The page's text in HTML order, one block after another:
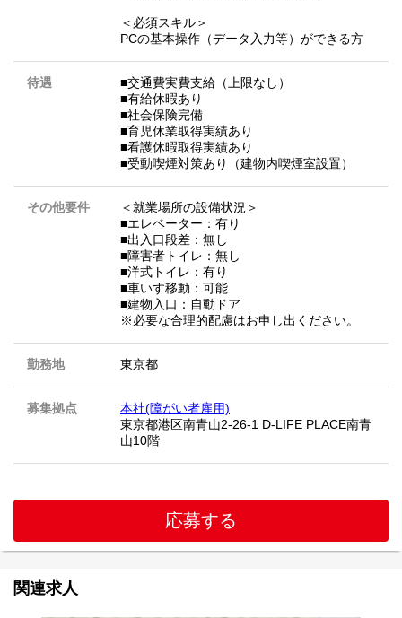
＜必須スキル＞
PCの基本操作（データ入力等）ができる方
待遇
■交通費実費支給（上限なし）
■有給休暇あり
■社会保険完備
■育児休業取得実績あり
■看護休暇取得実績あり
■受動喫煙対策あり（建物内喫煙室設置）
その他要件
＜就業場所の設備状況＞
■エレベーター：有り
■出入口段差：無し
■障害者トイレ：無し
■洋式トイレ：有り
■車いす移動：可能
■建物入口：自動ドア
※必要な合理的配慮はお申し出ください。
勤務地 東京都
募集拠点
本社(障がい者雇用)
東京都港区南青山2-26-1 D-LIFE PLACE南青
山10階
応募する
関連求人